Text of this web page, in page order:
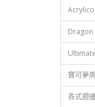
Dragon
寶可夢
各式週